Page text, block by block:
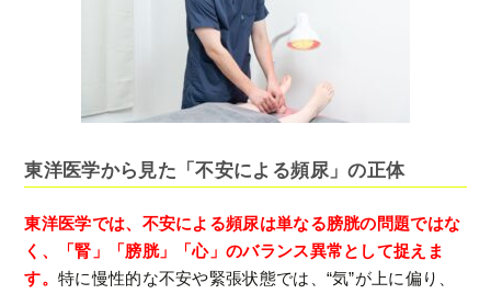
東洋医学から見た「不安による頻尿」の正体
東洋医学では、不安による頻尿は単なる膀胱の問題ではな
く、「腎」「膀胱」「心」のバランス異常として捉えま
す。特に慢性的な不安や緊張状態では、“気”が上に偏り、